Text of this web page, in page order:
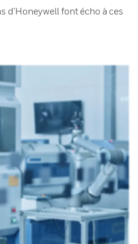
d’Honeywell font écho à ces